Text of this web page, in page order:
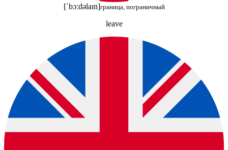
[ˈbɔːdəlaɪn]граница, пограничный
leave